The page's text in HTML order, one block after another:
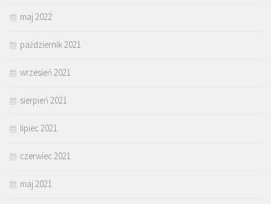
maj 2022
październik 2021
wrzesień 2021
sierpień 2021
lipiec 2021
czerwiec 2021
maj 2021